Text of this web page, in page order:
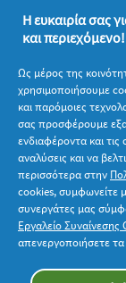
Σχετικά με την
Νομικά
© 2026 Procter &
Η ευκαιρία σας
και
Ως μέρος της
χρησιμοποιήσουμε
και παρόμοιες
σας προσφέρουμε
ενδιαφέροντα και
αναλύσεις και να
περισσότερα στην
cookies, συμφωνείτε
συνεργάτες μας
Εργαλείο Συναίνεσης
απενεργοποιήσετε